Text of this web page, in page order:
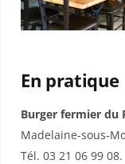
En pratique
Burger fermier du
Madelaine-sous-
Tél. 03 21 06 99 08.